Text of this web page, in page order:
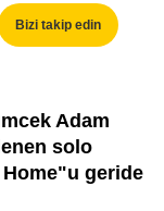
Bizi takip edin
Adam
solo
Home"u geride